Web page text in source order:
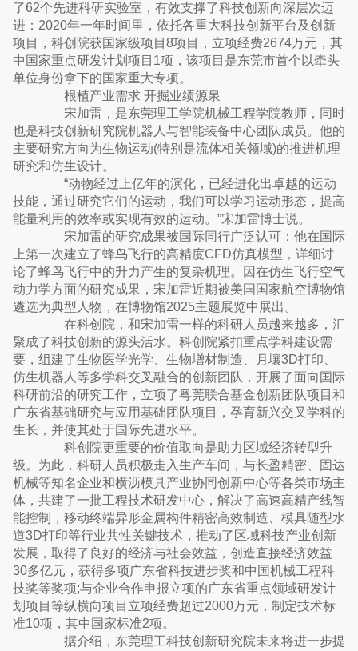
了62个先进科研实验室，有效支撑了科技创新向深层次迈
进：2020年一年时间里，依托各重大科技创新平台及创新
项目，科创院获国家级项目8项目，立项经费2674万元，其
中国家重点研发计划项目1项，该项目是东莞市首个以牵头
单位身份拿下的国家重大专项。
根植产业需求 开掘业绩源泉
宋加雷，是东莞理工学院机械工程学院教师，同时
也是科技创新研究院机器人与智能装备中心团队成员。他的
主要研究方向为生物运动(特别是流体相关领域)的推进机理
研究和仿生设计。
“动物经过上亿年的演化，已经进化出卓越的运动
技能，通过研究它们的运动，我们可以学习运动形态，提高
能量利用的效率或实现有效的运动。”宋加雷博士说。
宋加雷的研究成果被国际同行广泛认可：他在国际
上第一次建立了蜂鸟飞行的高精度CFD仿真模型，详细讨
论了蜂鸟飞行中的升力产生的复杂机理。因在仿生飞行空气
动力学方面的研究成果，宋加雷近期被美国国家航空博物馆
遴选为典型人物，在博物馆2025主题展览中展出。
在科创院，和宋加雷一样的科研人员越来越多，汇
聚成了科技创新的源头活水。科创院紧扣重点学科建设需
要，组建了生物医学光学、生物增材制造、月壤3D打印、
仿生机器人等多学科交叉融合的创新团队，开展了面向国际
科研前沿的研究工作，立项了粤莞联合基金创新团队项目和
广东省基础研究与应用基础团队项目，孕育新兴交叉学科的
生长，并使其处于国际先进水平。
科创院更重要的价值取向是助力区域经济转型升
级。为此，科研人员积极走入生产车间，与长盈精密、固达
机械等知名企业和横沥模具产业协同创新中心等各类市场主
体，共建了一批工程技术研发中心，解决了高速高精产线智
能控制，移动终端异形金属构件精密高效制造、模具随型水
道3D打印等行业共性关键技术，推动了区域科技产业创新
发展，取得了良好的经济与社会效益，创造直接经济效益
30多亿元，获得多项广东省科技进步奖和中国机械工程科
技奖等奖项;与企业合作申报立项的广东省重点领域研发计
划项目等纵横向项目立项经费超过2000万元，制定技术标
准10项，其中国家标准2项。
据介绍，东莞理工科技创新研究院未来将进一步提